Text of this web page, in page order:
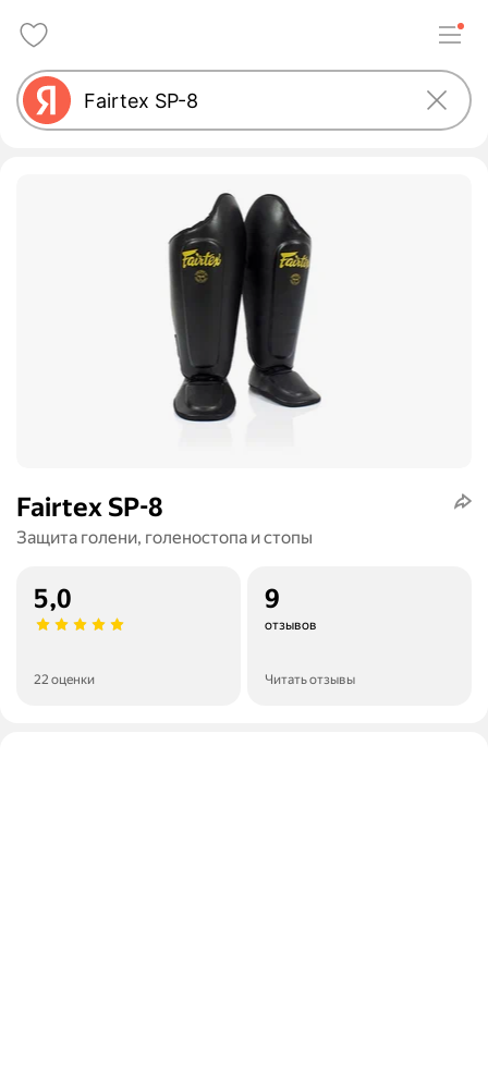
Fairtex SP-8
Защита голени, голеностопа и стопы
5,0
22 оценки
9
отзывов
Читать отзывы